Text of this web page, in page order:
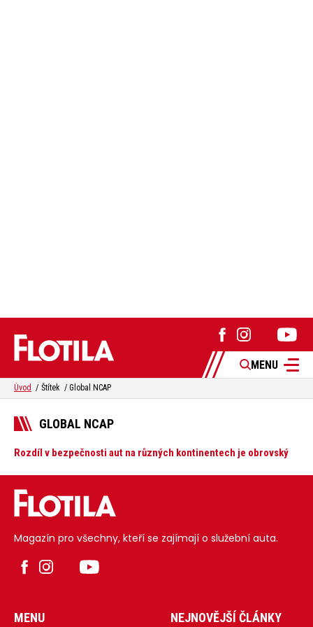
MENU
Úvod Štítek Global NCAP
GLOBAL NCAP
Rozdíl v bezpečnosti aut na různých kontinentech je obrovský
Magazín pro všechny, kteří se zajímají o služební auta.
MENU NEJNOVĚJŠÍ ČLÁNKY